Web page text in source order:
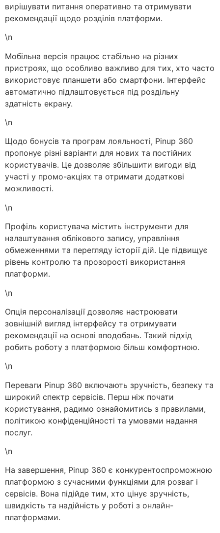
вирішувати питання оперативно та отримувати
рекомендації щодо розділів платформи.
\n
Мобільна версія працює стабільно на різних
пристроях, що особливо важливо для тих, хто часто
використовує планшети або смартфони. Інтерфейс
автоматично підлаштовується під роздільну
здатність екрану.
\n
Щодо бонусів та програм лояльності, Pinup 360
пропонує різні варіанти для нових та постійних
користувачів. Це дозволяє збільшити вигоди від
участі у промо-акціях та отримати додаткові
можливості.
\n
Профіль користувача містить інструменти для
налаштування облікового запису, управління
обмеженнями та перегляду історії дій. Це підвищує
рівень контролю та прозорості використання
платформи.
\n
Опція персоналізації дозволяє настроювати
зовнішній вигляд інтерфейсу та отримувати
рекомендації на основі вподобань. Такий підхід
робить роботу з платформою більш комфортною.
\n
Переваги Pinup 360 включають зручність, безпеку та
широкий спектр сервісів. Перш ніж почати
користування, радимо ознайомитись з правилами,
політикою конфіденційності та умовами надання
послуг.
\n
На завершення, Pinup 360 є конкурентоспроможною
платформою з сучасними функціями для розваг і
сервісів. Вона підійде тим, хто цінує зручність,
швидкість та надійність у роботі з онлайн-
платформами.